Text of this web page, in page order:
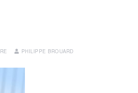
PHILIPPE BROUARD